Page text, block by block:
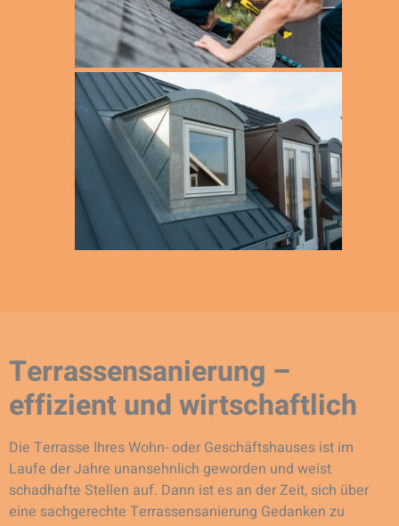
Terrassensanierung –
effizient und wirtschaftlich
Die Terrasse Ihres Wohn- oder Geschäftshauses ist im
Laufe der Jahre unansehnlich geworden und weist
schadhafte Stellen auf. Dann ist es an der Zeit, sich über
eine sachgerechte Terrassensanierung Gedanken zu